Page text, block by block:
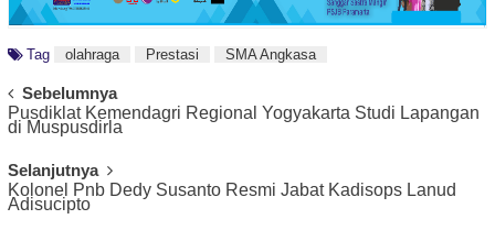
Tag olahraga Prestasi SMA Angkasa
Post
Navigation
Sebelumnya
Pusdiklat Kemendagri Regional Yogyakarta Studi Lapangan
di Muspusdirla
Selanjutnya
Kolonel Pnb Dedy Susanto Resmi Jabat Kadisops Lanud
Adisucipto